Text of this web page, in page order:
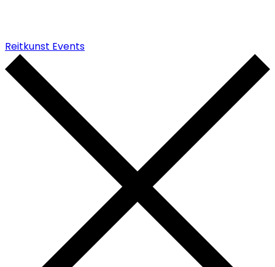
Reitkunst Events